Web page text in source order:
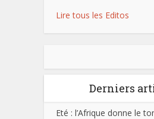
Lire tous les Editos
Derniers
Eté : l’Afrique donne le